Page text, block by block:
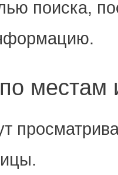
поиска,